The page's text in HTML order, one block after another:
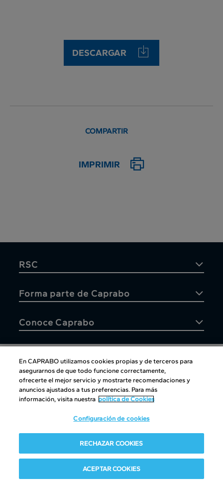
DESCARGAR
COMPARTIR
IMPRIMIR
RSC
Forma parte de Caprabo
Conoce Caprabo
Atención al cliente
|Copyright|Política de cookies
legal|Canal interno de información
Condiciones del club|Política de Protección de datos
En CAPRABO utilizamos cookies propias y de terceros para
asegurarnos de que todo funcione correctamente,
ofrecerte el mejor servicio y mostrarte recomendaciones y
anuncios ajustados a tus preferencias. Para más
información, visita nuestra política de Cookies
Configuración de cookies
RECHAZAR COOKIES
ACEPTAR COOKIES